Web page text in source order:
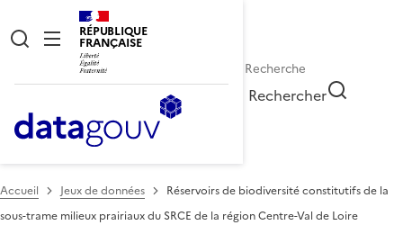
RÉPUBLIQUE
FRANÇAISE
Rechercher
Accueil Jeux de données
Réservoirs de biodiversité constitutifs de la
sous-trame milieux prairiaux du SRCE de la région Centre-Val de Loire